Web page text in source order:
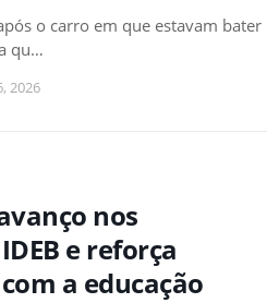
o carro em que estavam bater
qu…
2026
nos
e reforça
a educação